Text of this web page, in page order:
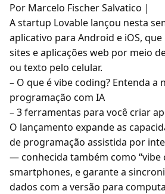
Por Marcelo Fischer Salvatico |
A startup Lovable lançou nesta
aplicativo para Android e iOS,
sites e aplicações web por meio
ou texto pelo celular.
– O que é vibe coding? Entenda a
programação com IA
– 3 ferramentas para você criar
O lançamento expande as
de programação assistida por
— conhecida também como “vibe
smartphones, e garante a
dados com a versão para